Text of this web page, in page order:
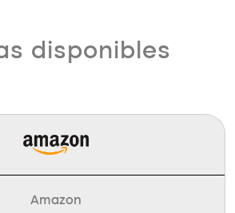
disponibles
Amazon